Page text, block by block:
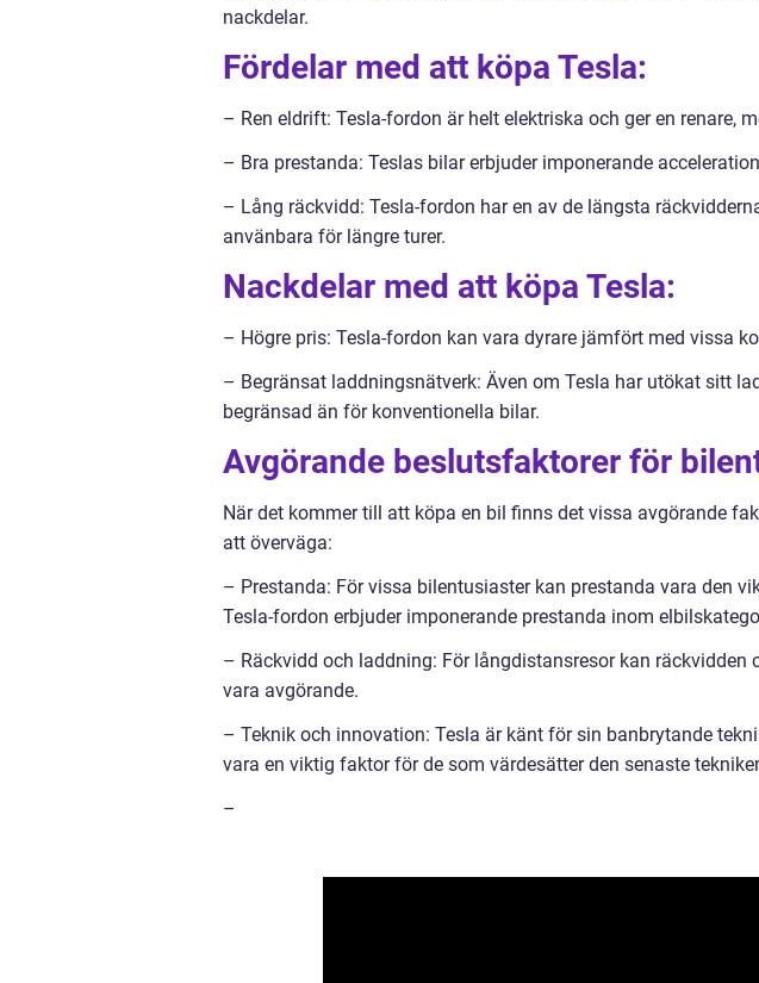
nackdelar.
Fördelar med att köpa Tesla:
– Ren eldrift: Tesla-fordon är helt elektriska och ger en renare,
– Bra prestanda: Teslas bilar erbjuder imponerande
– Lång räckvidd: Tesla-fordon har en av de längsta
använbara för längre turer.
Nackdelar med att köpa Tesla:
– Högre pris: Tesla-fordon kan vara dyrare jämfört med vissa
– Begränsat laddningsnätverk: Även om Tesla har utökat sitt
begränsad än för konventionella bilar.
Avgörande beslutsfaktorer för
När det kommer till att köpa en bil finns det vissa avgörande
att överväga:
– Prestanda: För vissa bilentusiaster kan prestanda vara den
Tesla-fordon erbjuder imponerande prestanda inom
– Räckvidd och laddning: För långdistansresor kan
vara avgörande.
– Teknik och innovation: Tesla är känt för sin banbrytande
vara en viktig faktor för de som värdesätter den senaste
–